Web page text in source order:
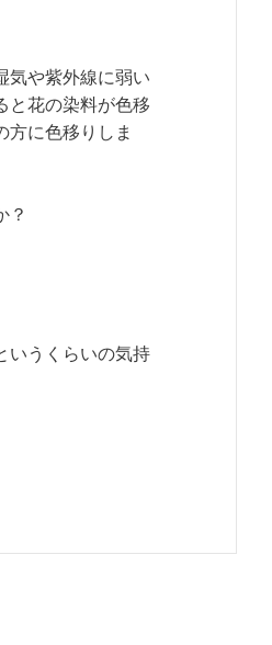
気や紫外線に弱い
と花の染料が色移
方に色移りしま
？
いうくらいの気持